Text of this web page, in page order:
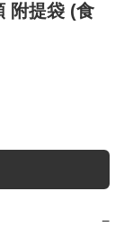
附提袋 (食
−